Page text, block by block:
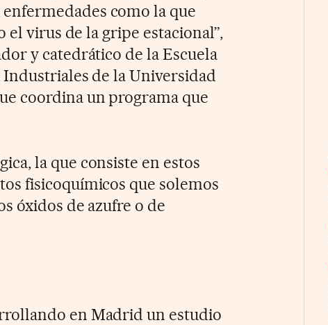
como la que
virus de la gripe estacional”,
y catedrático de la Escuela
de la Universidad
coordina un programa que
la que consiste en estos
fisicoquímicos que solemos
óxidos de azufre o de
en Madrid un estudio